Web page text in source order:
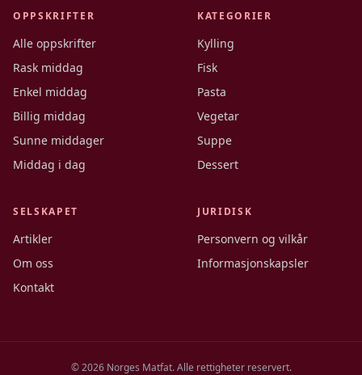
OPPSKRIFTER
Alle oppskrifter
Rask middag
Enkel middag
Billig middag
Sunne middager
Middag i dag
KATEGORIER
Kylling
Fisk
Pasta
Vegetar
Suppe
Dessert
SELSKAPET
Artikler
Om oss
Kontakt
JURIDISK
Personvern og vilkår
Informasjonskapsler
©2026Norges Matfat. Alle rettigheter reservert.